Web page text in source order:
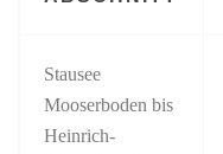
Stausee
Mooserboden bis
Heinrich-